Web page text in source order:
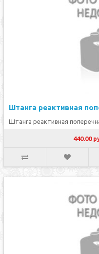
Штанга реактивная
Штанга реактивная
440.00